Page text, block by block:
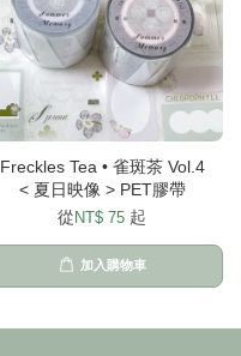
Freckles Tea • 雀斑茶 Vol.4
< 夏日映像 > PET膠帶
從 NT$ 75 起
加入購物車